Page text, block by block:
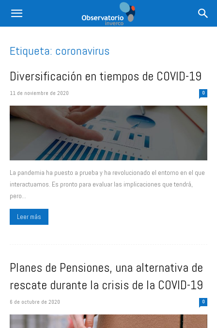
Etiqueta: coronavirus
Diversificación en tiempos de COVID-19
11 de noviembre de 2020 0
La pandemia ha puesto a prueba y ha revolucionado el entorno en el que
interactuamos. Es pronto para evaluar las implicaciones que tendrá,
pero...
Leer más
Planes de Pensiones, una alternativa de
rescate durante la crisis de la COVID-19
6 de octubre de 2020 0